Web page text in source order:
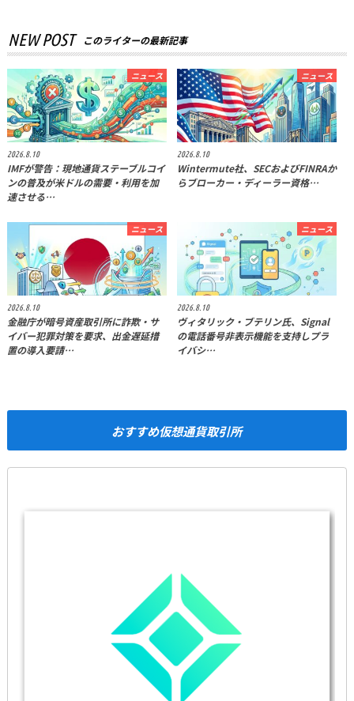
NEW POST このライターの最新記事
ニュース
2026.8.10
IMFが警告：現地通貨ステーブルコイ
ンの普及が米ドルの需要・利用を加
速させる…
ニュース
2026.8.10
Wintermute社、SECおよびFINRAか
らブローカー・ディーラー資格…
ニュース
2026.8.10
金融庁が暗号資産取引所に詐欺・サ
イバー犯罪対策を要求、出金遅延措
置の導入要請…
ニュース
2026.8.10
ヴィタリック・ブテリン氏、Signal
の電話番号非表示機能を支持しプラ
イバシ…
おすすめ仮想通貨取引所